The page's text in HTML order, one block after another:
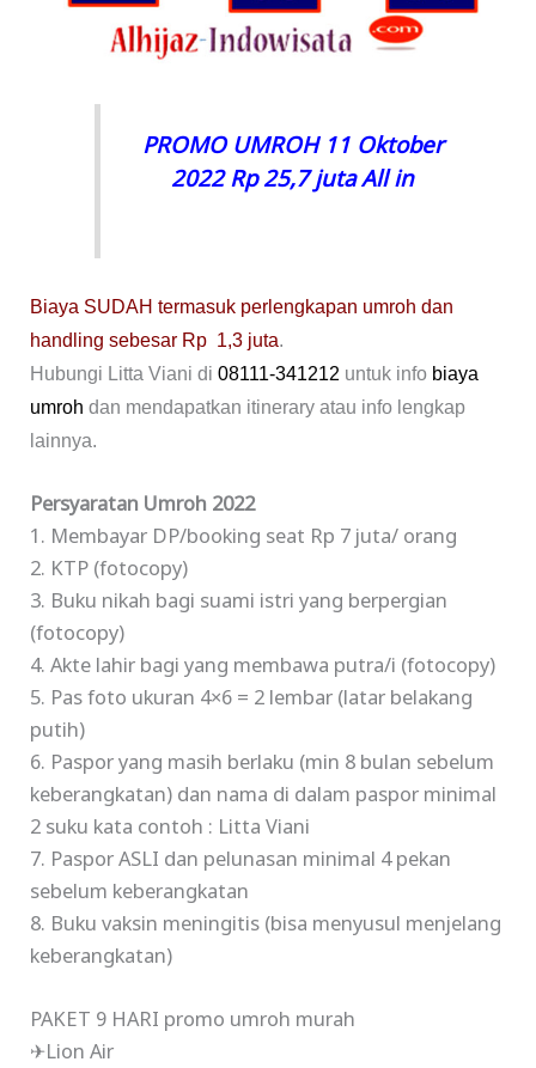
PROMO UMROH 11 Oktober
2022 Rp 25,7 juta All in
Biaya SUDAH termasuk perlengkapan umroh dan
handling sebesar Rp 1,3 juta.
Hubungi Litta Viani di08111-341212 untuk info biaya
umroh dan mendapatkan itinerary atau info lengkap
lainnya.
Persyaratan Umroh 2022
1. Membayar DP/booking seat Rp 7 juta/ orang
2. KTP (fotocopy)
3. Buku nikah bagi suami istri yang berpergian
(fotocopy)
4. Akte lahir bagi yang membawa putra/i (fotocopy)
5. Pas foto ukuran 4×6 = 2 lembar (latar belakang
putih)
6. Paspor yang masih berlaku (min 8 bulan sebelum
keberangkatan) dan nama di dalam paspor minimal
2 suku kata contoh : Litta Viani
7. Paspor ASLI dan pelunasan minimal 4 pekan
sebelum keberangkatan
8. Buku vaksin meningitis (bisa menyusul menjelang
keberangkatan)
PAKET 9 HARI promo umroh murah
✈Lion Air